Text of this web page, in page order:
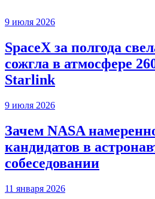
9 июля 2026
SpaceX за полгода
сожгла в атмосфере
Starlink
9 июля 2026
Зачем NASA
кандидатов в
собеседовании
11 января 2026